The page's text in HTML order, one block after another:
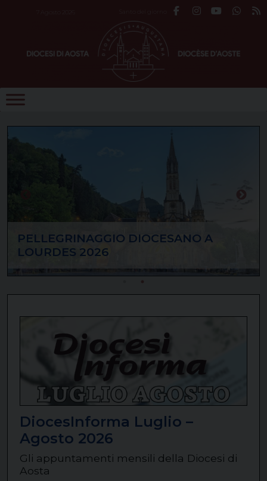
PELLEGRINAGGIO DIOCESANO A
LOURDES 2026
DiocesInforma Luglio –
Agosto 2026
Gli appuntamenti mensili della Diocesi di
Aosta